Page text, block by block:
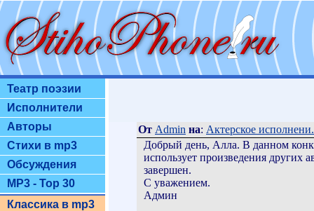
Театр поэзии
Исполнители
Авторы
Стихи в mp3
Обсуждения
MP3 - Top 30
Классика в mp3
От Admin на: Актерское
Добрый день, Алла. В данном
использует произведения других
завершен.
С уважением.
Админ